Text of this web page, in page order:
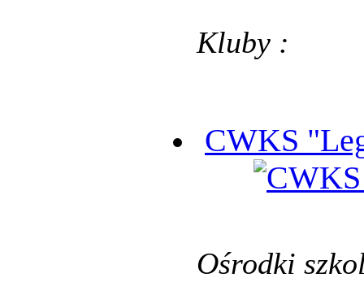
Kluby :
CWKS
Ośrodki